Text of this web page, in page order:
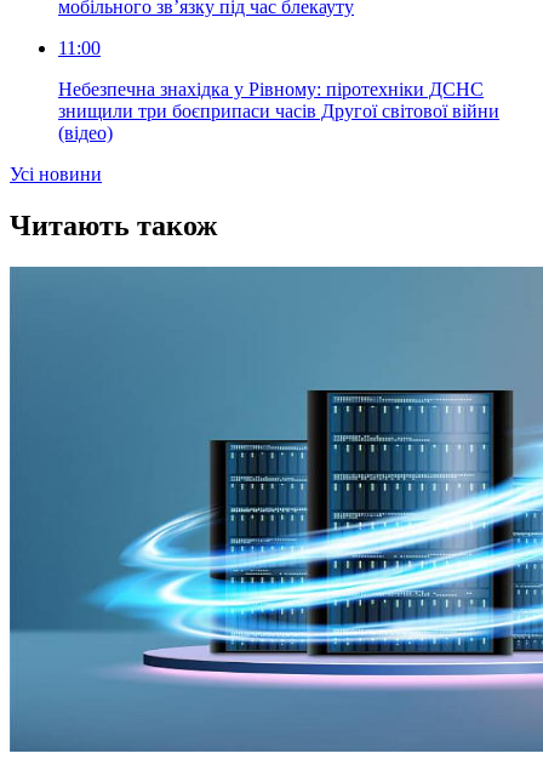
мобільного зв’язку під час блекауту
11:00
Небезпечна знахідка у Рівному: піротехніки ДСНС
знищили три боєприпаси часів Другої світової війни
(відео)
Усi новини
Читають також